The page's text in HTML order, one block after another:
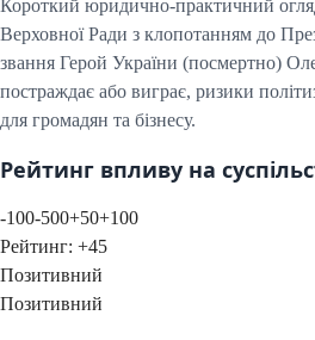
Короткий юридично-практичний
Верховної Ради з клопотанням до
звання Герой України (посмертно)
постраждає або виграє, ризики
для громадян та бізнесу.
Рейтинг впливу на
-100-500+50+100
Рейтинг: +45
Позитивний
Позитивний